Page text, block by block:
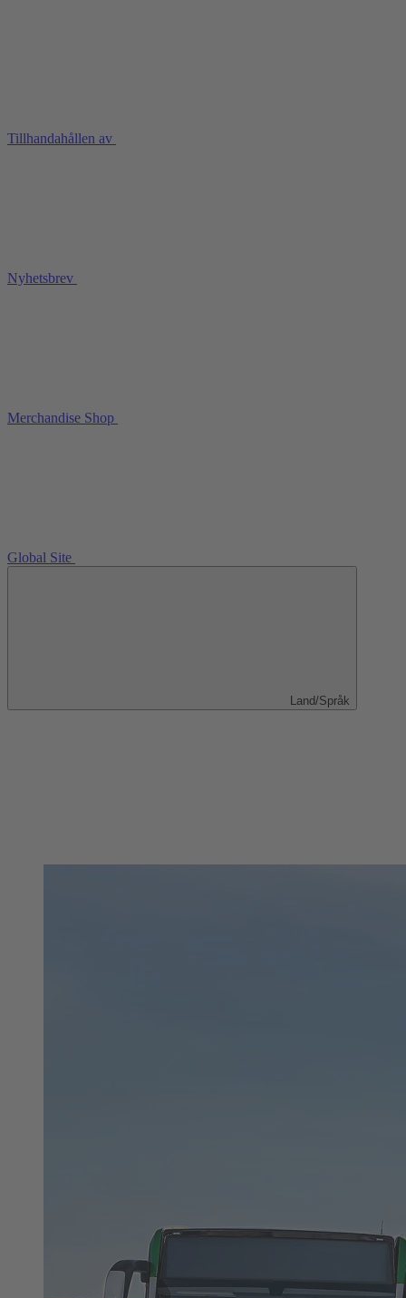
Tillhandahållen av
Nyhetsbrev
Merchandise Shop
Global Site
Land/Språk